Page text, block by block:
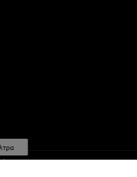
Γ.Ε.ΜΗ : 121802802000